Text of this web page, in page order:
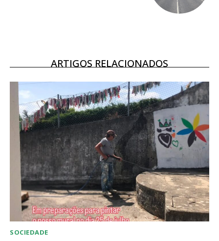
ARTIGOS RELACIONADOS
SOCIEDADE